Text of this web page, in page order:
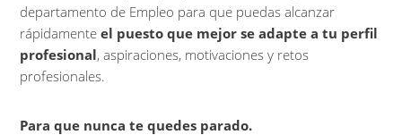
departamento de Empleo para que puedas alcanzar
rápidamenteel puesto que mejor se adapte a tu perfil
profesional, aspiraciones, motivaciones y retos
profesionales.
Para que nunca te quedes parado.